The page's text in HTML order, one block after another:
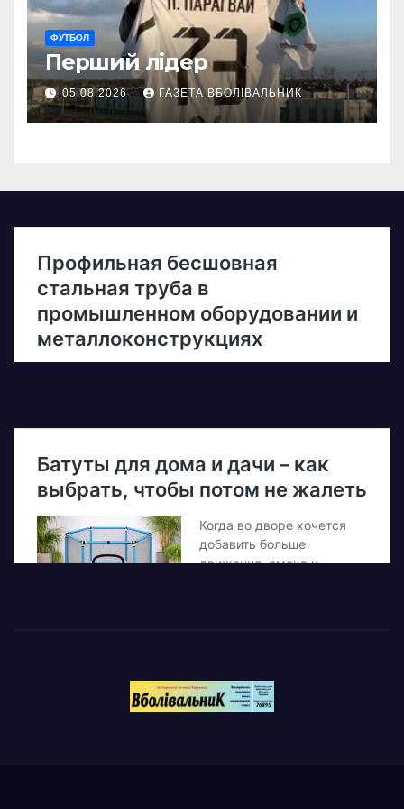
ФУТБОЛ
Перший лідер
05.08.2026 ГАЗЕТА ВБОЛІВАЛЬНИК